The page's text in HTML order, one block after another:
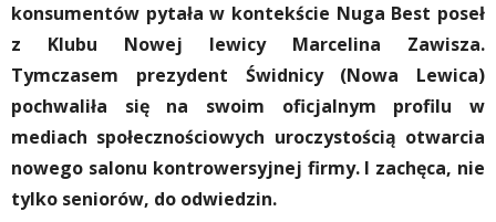
konsumentów pytała w kontekście Nuga Best poseł
z Klubu Nowej lewicy Marcelina Zawisza.
Tymczasem prezydent Świdnicy (Nowa Lewica)
pochwaliła się na swoim oficjalnym profilu w
mediach społecznościowych uroczystością otwarcia
nowego salonu kontrowersyjnej firmy. I zachęca, nie
tylko seniorów, do odwiedzin.